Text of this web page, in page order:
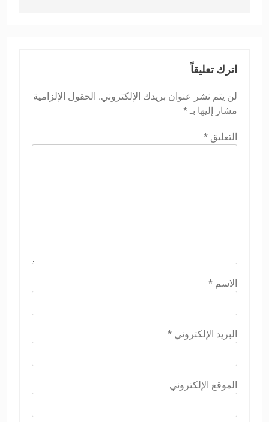
اترك تعليقاً
لن يتم نشر عنوان بريدك الإلكتروني. الحقول الإلزامية
مشار إليها بـ *
التعليق *
الاسم *
البريد الإلكتروني *
الموقع الإلكتروني